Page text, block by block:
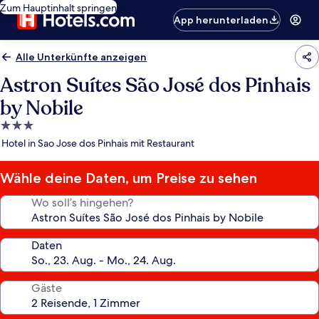
Zum Hauptinhalt springen
App herunterladen
Alle Unterkünfte anzeigen
Astron Suítes São José dos Pinhais
by Nobile
3.0-
Sterne-
Hotel in Sao Jose dos Pinhais mit Restaurant
Wähle deine Daten, um Preise zu sehen
Wo soll’s hingehen?
Daten
Gäste